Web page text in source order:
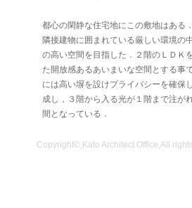
都心の閑静な住宅地にこの敷地はある
隣接建物に囲まれている厳しい環境の
の高い空間を目指した．２階のＬＤＫ
た開放感あるあいまいな空間とする事
には高い塀を設けプライバシーを確保
成し，３階から入る光が１階まで注が
間となっている．
Copyright©,Kato Architect Office,All